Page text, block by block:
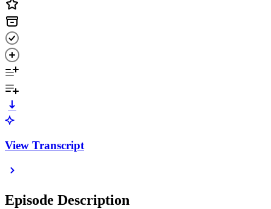
View Transcript
Episode Description